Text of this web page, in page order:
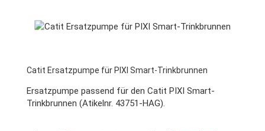
Catit Ersatzpumpe für PIXI Smart-Trinkbrunnen
Ersatzpumpe passend für den Catit PIXI Smart-
Trinkbrunnen (Atikelnr. 43751-HAG).